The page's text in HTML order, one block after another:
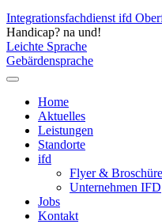
Integrationsfachdienst ifd
Handicap? na und!
Leichte Sprache
Gebärdensprache
Home
Aktuelles
Leistungen
Standorte
ifd
Flyer &
Unternehmen IFD
Jobs
Kontakt